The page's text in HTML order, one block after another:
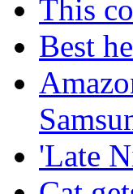
This
Best
'Late